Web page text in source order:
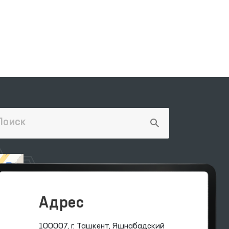
Адрес
100007, г. Ташкент, Яшнабадский